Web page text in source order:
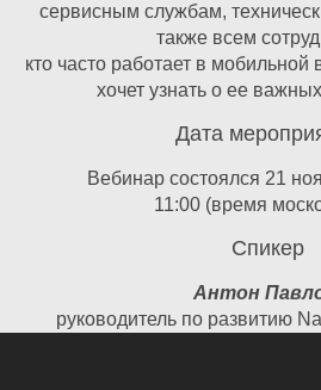
сервисным службам,
также всем
кто часто работает в
хочет узнать о ее
Дата
Вебинар состоялся 21
11:00 (время
Спикер
Антон
руководитель по развитию